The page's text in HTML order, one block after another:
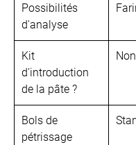
Possibilités
d'analyse
Kit
d'introduction
de la pâte ?
Non
Bols de
pétrissage